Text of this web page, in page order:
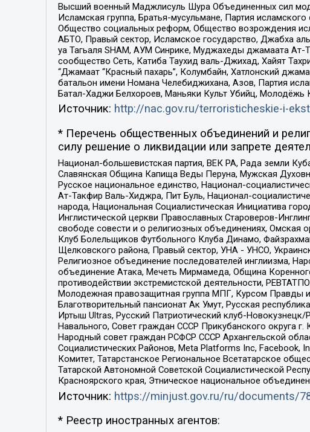
Высший военный Маджлисуль Шура Объединенных сил
Исламская группа, Братья-мусульмане, Партия
Общество социальных реформ, Общество возрождения
АБТО, Правый сектор, Исламское государство, Джабха
уа Тагьаля SHAM, АУМ Синрике, Муджахеды джамаата Ат-
сообщество Сеть, Катиба Таухид валь-Джихад, Хайят
“Джамаат “Красный пахарь”, Колумбайн, Хатлонский
батальон имени Номана Челебиджихана, Азов, Партия
Батал-Хаджи Белхороев, Маньяки Культ Убийц, Молодёжь
Источник: http://nac.gov.ru/terroristicheskie-i-
* Перечень общественных объединений и
силу решение о ликвидации или запрете
Национал-большевистская партия, ВЕК РА, Рада земли
Славянская Община Капища Веды Перуна, Мужская
Русское национальное единство, Национал-
Ат-Такфир Валь-Хиджра, Пит Буль, Национал-
народа, Национальная Социалистическая Инициатива
Инглистической церкви Православных Староверов-
свободе совести и о религиозных объединениях, Омская
Клуб Болельщиков Футбольного Клуба Динамо,
Щелковского района, Правый сектор, УНА - УНСО,
Религиозное объединение последователей инглиизма,
объединение Атака, Мечеть Мирмамеда, Община
противодействии экстремистской деятельности,
Молодежная правозащитная группа МПГ, Курсом Правды
Благотворительный пансионат Ак Умут, Русская
Иртыш Ultras, Русский Патриотический клуб-
Навального, Совет граждан СССР Прикубанского округа
Народный совет граждан РСФСР СССР Архангельской
Социалистических Районов, Meta Platforms Inc, Facebook,
Комитет, Татарстанское Региональное Всетатарское
Татарской Автономной Советской Социалистической
Красноярского края, Этническое национальное
Источник: https://minjust.gov.ru/ru/documents/
* Реестр иностранных агентов: